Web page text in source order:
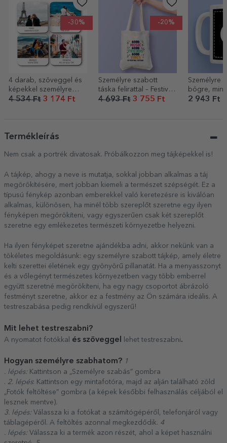
-30%
4 darab, szöveggel és
képekkel személyre
szabott pohártartó
4 534 Ft 3 174 Ft
-20%
Személyre szabott
táska felirattal – Festival
good vibes
4 693 Ft3 755 Ft
Személyre
bögre,
a saját
2 943 Ft
Termékleírás
Nem csak a portrék divatosak. Próbálkozzon meg tájképekkel is!
A tájkép, ahogy a neve is mutatja, sokkal jobban alkalmas a táj
megörökítésére, mert jobban kiemeli a természet szépségét. Ez a
típusú fénykép azonban emberekkel való keretezésre is kiválóan
alkalmas, különösen, ha minél több szereplőt szeretne egy ilyen
fényképen megörökíteni, vagy egyszerűen csak két szereplőt
szeretne egy emlékezetes természeti környezetbe helyezni.
Ha ilyen fényképet szeretne ajándékba adni, akkor nekünk van a
tökéletes megoldásunk: egy személyre szabott tájkép, amely életre
kelti szerettei életének egy gyönyörű pillanatát. Ha a menyasszonyt
és a vőlegényt természetes környezetben vagy több emberrel
együtt szeretné megörökíteni, ha egy nagy csoportot ábrázoló
festményt szeretne, akkor ez a festmény az Ön számára ideális. A
testreszabása pedig rendkívül egyszerű!
Mit lehet testreszabni?
A nyomatot fotókkal és szöveggel lehet testreszabni.
Hogyan személyre szabhatom? 1
. lépés: Kattintson a „Személyre szabás” gombra
. 2. lépés: Kattintson egy mintafotóra, majd az alján található zöld
„Fotók feltöltése” gombra (a képek későbbi felhasználás céljából el
lesznek mentve)
3. lépés: Válassza ki a fotókat a számítógépéről, telefonjáról vagy
táblagépéről. A feltöltés azonnal megkezdődik. 4
. lépés: Válassza ki a termék azon részét, ahol a képet használni